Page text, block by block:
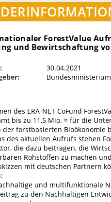
ForestValue
und Bewirtschaftung
30.04.2021
des ERA-NET CoFund
bis zu 11,5 Mio. ¤ für die
der forstbasierten Bioökonomie
des aktuellen Aufrufs stehen
die dazu beitragen, die
Rohstoffen zu machen
mit deutschen Partnern
und multifunktionale
zu den Nachhaltigen